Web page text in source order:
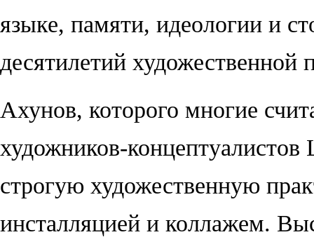
языке, памяти, идеологии и
десятилетий художественной
Ахунов, которого многие
художников-
строгую художественную
инсталляцией и коллажем.